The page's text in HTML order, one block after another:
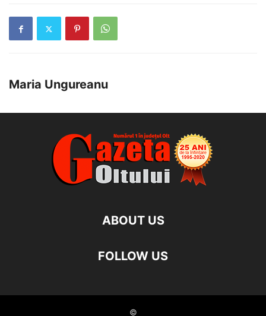
Maria Ungureanu
ABOUT US
FOLLOW US
©